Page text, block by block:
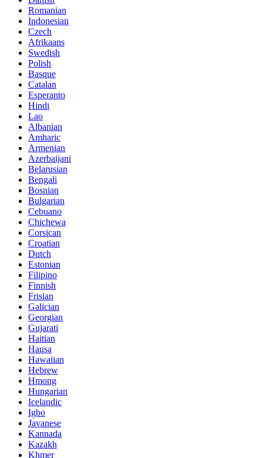
Romanian
Indonesian
Czech
Afrikaans
Swedish
Polish
Basque
Catalan
Esperanto
Hindi
Lao
Albanian
Amharic
Armenian
Azerbaijani
Belarusian
Bengali
Bosnian
Bulgarian
Cebuano
Chichewa
Corsican
Croatian
Dutch
Estonian
Filipino
Finnish
Frisian
Galician
Georgian
Gujarati
Haitian
Hausa
Hawaiian
Hebrew
Hmong
Hungarian
Icelandic
Igbo
Javanese
Kannada
Kazakh
Khmer